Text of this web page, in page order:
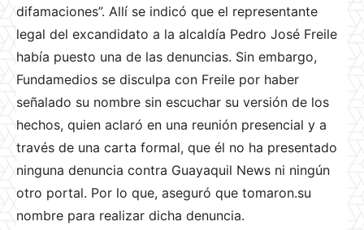
difamaciones”. Allí se indicó que el representante
legal del excandidato a la alcaldía Pedro José Freile
había puesto una de las denuncias. Sin embargo,
Fundamedios se disculpa con Freile por haber
señalado su nombre sin escuchar su versión de los
hechos, quien aclaró en una reunión presencial y a
través de una carta formal, que él no ha presentado
ninguna denuncia contra Guayaquil News ni ningún
otro portal. Por lo que, aseguró que tomaron.su
nombre para realizar dicha denuncia.